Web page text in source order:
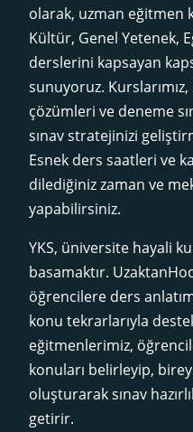
olarak, uzman eğitmen
Kültür, Genel Yetenek,
derslerini kapsayan
sunuyoruz.
çözümleri ve deneme
sınav stratejinizi
Esnek ders saatleri ve
dilediğiniz zaman ve
yapabilirsiniz.
YKS, üniversite hayali
basamaktır.
öğrencilere ders
konu tekrarlarıyla
eğitmenlerimiz,
konuları belirleyip,
oluşturarak sınav
getirir.